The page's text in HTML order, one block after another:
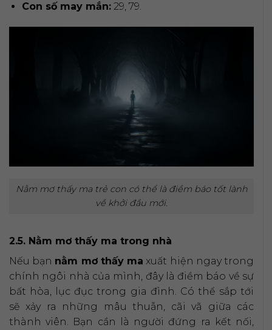
Con số may mắn:29, 79.
Nằm mơ thấy ma trẻ con có thể là điềm báo tốt lành
về khởi đầu mới.
2.5. Nằm mơ thấy ma trong nhà
Nếu bạn nằm mơ thấy ma xuất hiện ngay trong
chính ngôi nhà của mình, đây là điềm báo về sự
bất hòa, lục đục trong gia đình. Có thể sắp tới
sẽ xảy ra những mâu thuẫn, cãi vã giữa các
thành viên. Bạn cần là người đứng ra kết nối,